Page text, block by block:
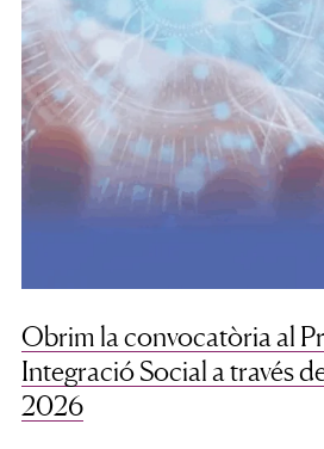
Obrim la convocatòria al
Integració Social a través
2026